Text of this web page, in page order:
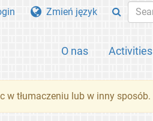
O nas Activities
Zmień język
w tłumaczeniu lub w inny sposób.